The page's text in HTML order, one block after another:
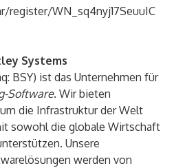
WN_sq4nyj17SeuuIC
Systems
BSY) ist das Unternehmen für
Software. Wir bieten
die Infrastruktur der Welt
sowohl die globale Wirtschaft
Unsere
werden von